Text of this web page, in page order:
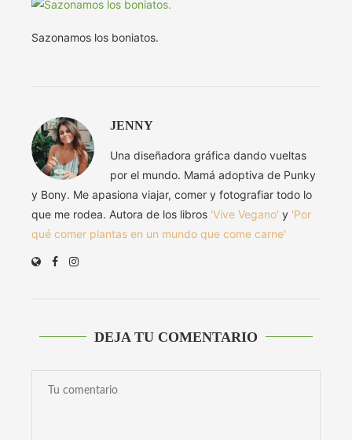
Sazonamos los boniatos.
JENNY
Una diseñadora gráfica dando vueltas
por el mundo. Mamá adoptiva de Punky
y Bony. Me apasiona viajar, comer y fotografiar todo lo
que me rodea. Autora de los libros 'Vive Vegano' y 'Por
qué comer plantas en un mundo que come carne'
DEJA TU COMENTARIO